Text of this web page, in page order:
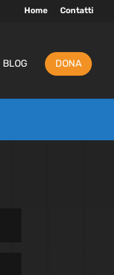
Home Contatti
BLOG DONA